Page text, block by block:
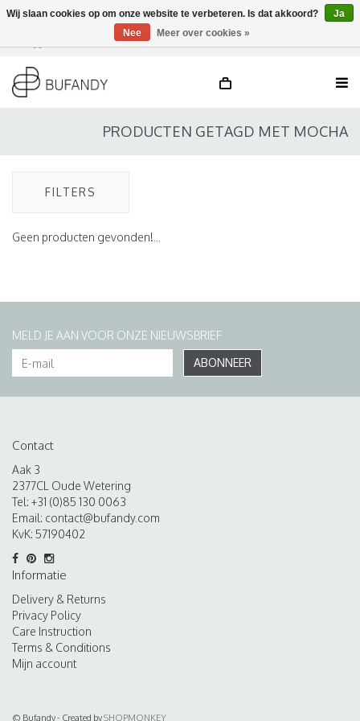
DE / EN
PRODUCTEN GETAGD MET MOCHA
FILTERS
Geen producten gevonden!...
MELD JE AAN VOOR ONZE NIEUWSBRIEF
ABONNEER
Contact
Aak 3
2377CL Oude Wetering
Tel: +31 (0)85 130 0063
Email: contact@bufandy.com
KvK: 57190402
Informatie
Delivery & Returns
Privacy Policy
Care Instruction
Terms & Conditions
Mijn account
© Bufandy - Created bySHOPMONKEY
Wij slaan cookies op om onze website te verbeteren. Is dat akkoord?
Ja
Nee
Meer over cookies »